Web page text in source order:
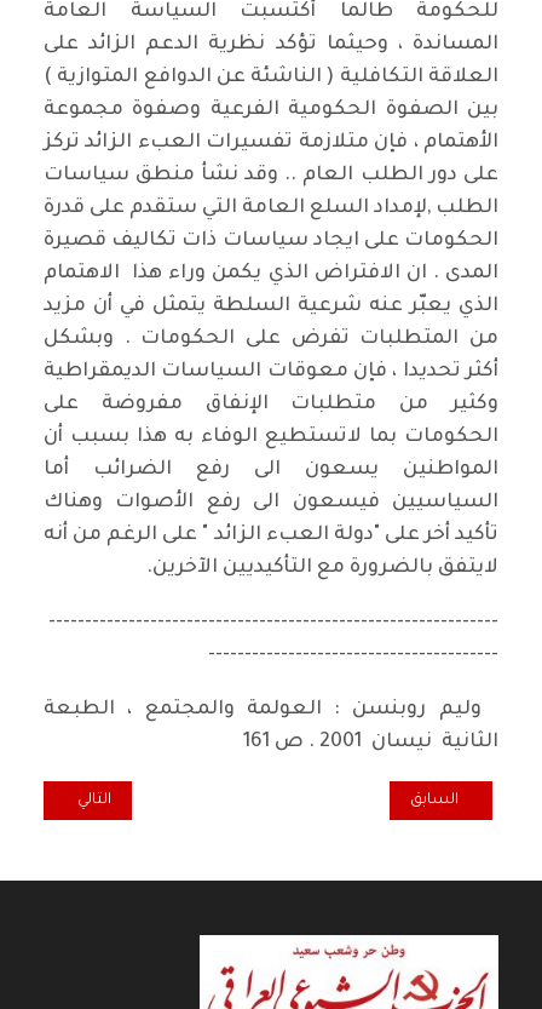
للحكومة طالما أكتسبت السياسة العامة
المساندة ، وحيثما تؤكد نظرية الدعم الزائد على
العلاقة التكافلية ( الناشئة عن الدوافع المتوازية )
بين الصفوة الحكومية الفرعية وصفوة مجموعة
الأهتمام ، فإن متلازمة تفسيرات العبء الزائد تركز
على دور الطلب العام .. وقد نشأ منطق سياسات
الطلب ,لإمداد السلع العامة التي ستقدم على قدرة
الحكومات على ايجاد سياسات ذات تكاليف قصيرة
المدى . ان الافتراض الذي يكمن وراء هذا الاهتمام
الذي يعبّر عنه شرعية السلطة يتمثل في أن مزيد
من المتطلبات تفرض على الحكومات . وبشكل
أكثر تحديدا ، فإن معوقات السياسات الديمقراطية
وكثير من متطلبات الإنفاق مفروضة على
الحكومات بما لاتستطيع الوفاء به هذا بسبب أن
المواطنين يسعون الى رفع الضرائب أما
السياسيين فيسعون الى رفع الأصوات وهناك
تأكيد أخر على "دولة العبء الزائد " على الرغم من أنه
لايتفق بالضرورة مع التأكيديين الآخرين.
--------------------------------------------------------------
----------------------------------------
وليم روبنسن : العولمة والمجتمع ، الطبعة
الثانية نيسان 2001 . ص 161
المقال السابق: أثر الهالة النفسية في تفسير ثورة 14تموزعام 1958في العراق
السابق المقال التالي:
التالي